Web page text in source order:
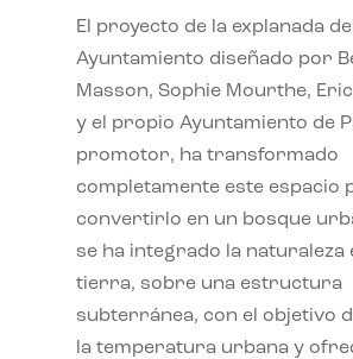
El proyecto de la explanada del
Ayuntamiento diseñado por
Masson, Sophie Mourthe,
y el propio Ayuntamiento de
promotor, ha transformado
completamente este espacio
convertirlo en un bosque
se ha integrado la naturaleza
tierra, sobre una estructura
subterránea, con el objetivo
la temperatura urbana y